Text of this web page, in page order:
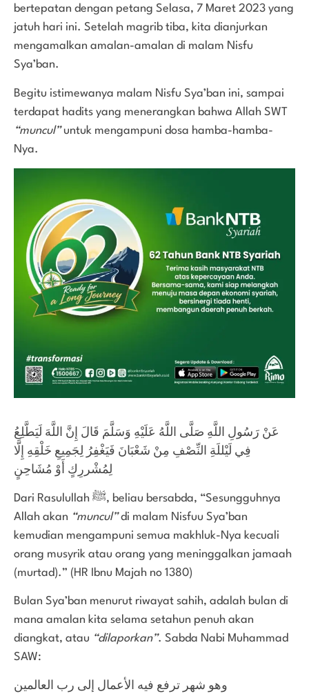
bertepatan dengan petang Selasa, 7 Maret 2023 yang
jatuh hari ini. Setelah magrib tiba, kita dianjurkan
mengamalkan amalan-amalan di malam Nisfu
Sya’ban.
Begitu istimewanya malam Nisfu Sya’ban ini, sampai
terdapat hadits yang menerangkan bahwa Allah SWT
“muncul”untuk mengampuni dosa hamba-hamba-
Nya.
عَنْ رَسُولِ اللَّهِ صَلَّى اللَّهُ عَلَيْهِ وَسَلَّمَ قَالَ إِنَّ اللَّهَ لَيَطَّلِعُ
فِي لَيْللَةِ النِّصْفِ مِنْ شَعْبَانَ فَيَغْفِرُ لِجَمِيعِ خَلْقِهِ إِلَّا
لِمُشْررِكٍ أَوْ مُشَاحِنٍ
Dari Rasulullah ﷺ, beliau bersabda, “Sesungguhnya
Allah akan “muncul”di malam Nisfuu Sya’ban
kemudian mengampuni semua makhluk-Nya kecuali
orang musyrik atau orang yang meninggalkan jamaah
(murtad).” (HR Ibnu Majah no 1380)
Bulan Sya’ban menurut riwayat sahih, adalah bulan di
mana amalan kita selama setahun penuh akan
diangkat, atau “dilaporkan”. Sabda Nabi Muhammad
SAW:
وهو شهر ترفع فيه الأعمال إلى رب العالمين